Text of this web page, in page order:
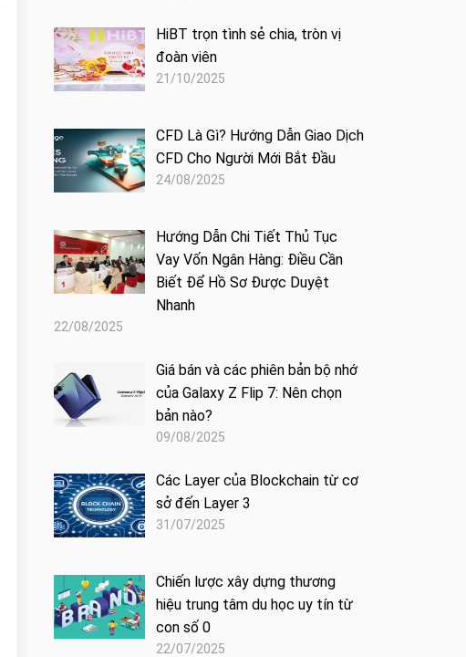
HiBT trọn tình sẻ chia, tròn vị
đoàn viên
21/10/2025
CFD Là Gì? Hướng Dẫn Giao Dịch
CFD Cho Người Mới Bắt Đầu
24/08/2025
Hướng Dẫn Chi Tiết Thủ Tục
Vay Vốn Ngân Hàng: Điều Cần
Biết Để Hồ Sơ Được Duyệt
Nhanh
22/08/2025
Giá bán và các phiên bản bộ nhớ
của Galaxy Z Flip 7: Nên chọn
bản nào?
09/08/2025
Các Layer của Blockchain từ cơ
sở đến Layer 3
31/07/2025
Chiến lược xây dựng thương
hiệu trung tâm du học uy tín từ
con số 0
22/07/2025